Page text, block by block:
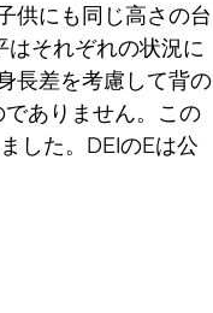
供にも同じ高さの台
はそれぞれの状況に
長差を考慮して背の
ありません。この
した。DEIのEは公